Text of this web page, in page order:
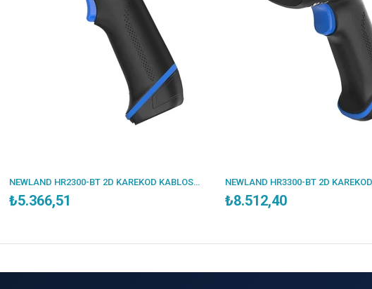
NEWLAND HR2300-BT 2D KAREKOD KABLOSUZ BLUETOOTH BARKOD OKUYUCU + STAND
₺5.366,51 ₺8.512,40